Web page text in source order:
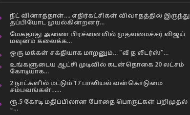
நீட் வினாத்தாள்…. எதிர்கட்சிகள் விவாதத்தில் இருந்து
தப்பியோட முயல்கின்றனர்…
மேகதாது அணை பிரச்னையில் முதலமைச்சர் விஜய்
மவுனம் கலைக்க…
ஒரு மக்கள் சக்தியாக மாறனும்… “வீ த லீடர்ஸ்”…
உங்களுடைய ஆட்சி முடிவில் கடன்தொகை 20 லட்சம்
கோடியாக…
2 நாட்களில் மட்டும் 17 பாலியல் வன்கொடுமை
சம்பவங்கள்……
ரூ.5 கோடி மதிப்பிலான போதை பொருட்கள் பறிமுதல்
–…